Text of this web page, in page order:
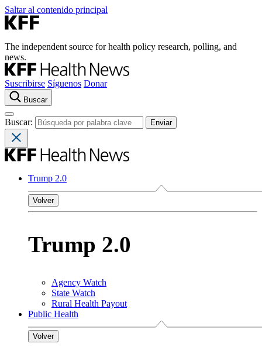
Saltar al contenido principal
The independent source for health policy research, polling, and
news.
Suscribirse Síguenos Donar
Buscar
Buscar:
Trump 2.0
Volver
Trump 2.0
Agency Watch
State Watch
Rural Health Payout
Public Health
Volver